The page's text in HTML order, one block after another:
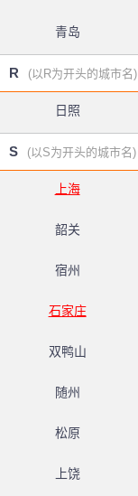
青岛
R (以R为开头的城市名)
日照
S (以S为开头的城市名)
上海
韶关
宿州
石家庄
双鸭山
随州
松原
上饶